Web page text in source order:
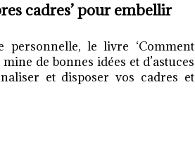
cadres’ pour embellir
personnelle, le livre ‘Comment
de bonnes idées et d’astuces
et disposer vos cadres et